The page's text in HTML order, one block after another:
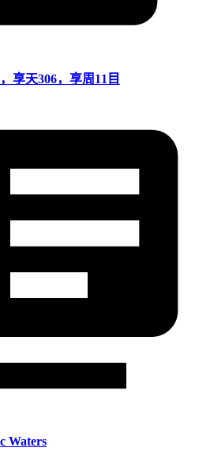
享天306，享周11目
Waters